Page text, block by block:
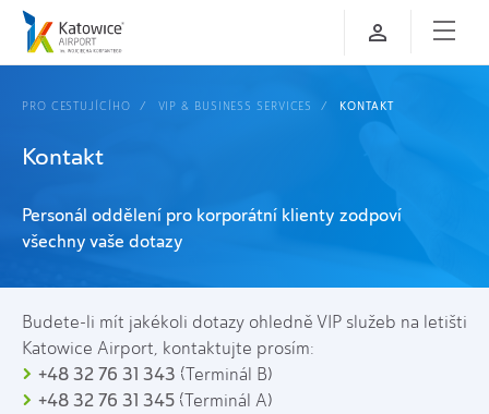
PRO CESTUJÍCÍHO VIP & BUSINESS SERVICES KONTAKT
Kontakt
Personál oddělení pro korporátní klienty zodpoví
všechny vaše dotazy
Budete-li mít jakékoli dotazy ohledně VIP služeb na letišti
Katowice Airport, kontaktujte prosím:
+48 32 76 31 343 (Terminál B)
+48 32 76 31 345 (Terminál A)